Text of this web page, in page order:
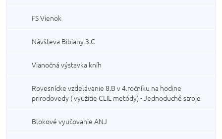
FS Vienok
Návšteva Bibiany 3.C
Vianočná výstavka kníh
Rovesnícke vzdelávanie 8.B v 4.ročníku na hodine
prirodovedy ( využitie CLIL metódy) - Jednoduché stroje
Blokové vyučovanie ANJ